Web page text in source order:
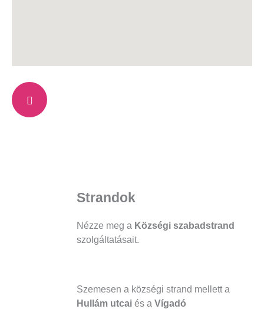
Strandok
Nézze meg a Községi szabadstrand
szolgáltatásait.
Szemesen a községi strand mellett a
Hullám utcai és a Vígadó